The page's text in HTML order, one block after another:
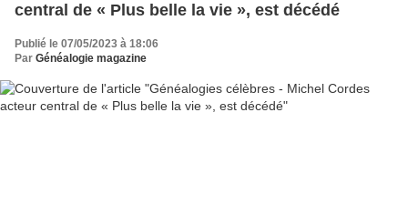
central de « Plus belle la vie », est décédé
Publié le 07/05/2023 à 18:06
Par Généalogie magazine